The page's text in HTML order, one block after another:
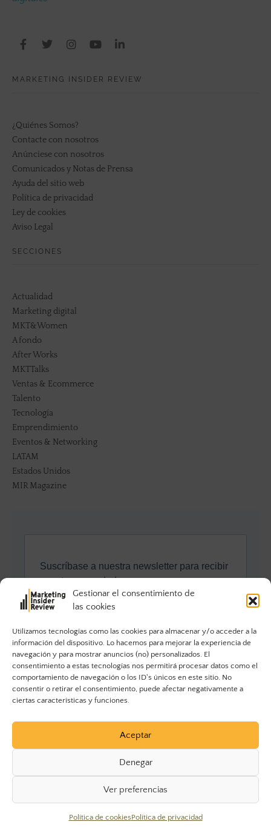
Gestionar el consentimiento de
las cookies
Utilizamos tecnologías como las cookies para almacenar y/o acceder a la
información del dispositivo. Lo hacemos para mejorar la experiencia de
navegación y para mostrar anuncios (no) personalizados. El
consentimiento a estas tecnologías nos permitirá procesar datos como el
comportamiento de navegación o los ID's únicos en este sitio. No
consentir o retirar el consentimiento, puede afectar negativamente a
ciertas características y funciones.
Aceptar
Denegar
Ver preferencias
Política de cookiesPolítica de privacidad
MARKETING INSIDER REVIEW
¿Quiénes Somos?
Contacte con nosotros
Anúnciese con nosotros
Comunicados y Notas de Prensa
Ayuda del sitio web
Política de privacidad
Ley de cookies
Aviso Legal
SECCIONES
Actualidad
Marketing digital
MKT&Women
A fondo
After Works
MKTTalks
Ventas & Ecommerce
Talento
Tecnología
Emprendimiento
Eventos & Networking
LATAM
Estados Unidos
MIR Magazine
© 2023 Marketing Insider Review. Todos los derechos
reservados.